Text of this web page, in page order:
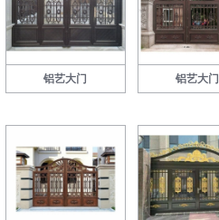
铝艺大门 铝艺大门